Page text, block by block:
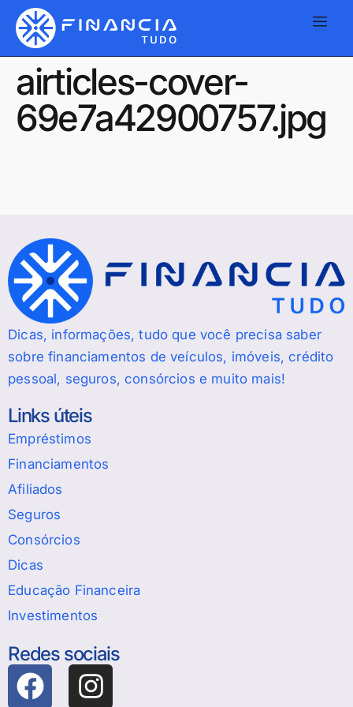
airticles-cover-
69e7a42900757.jpg
Dicas, informações, tudo que você precisa saber
sobre financiamentos de veículos, imóveis, crédito
pessoal, seguros, consórcios e muito mais!
Links úteis
Empréstimos
Financiamentos
Afiliados
Seguros
Consórcios
Dicas
Educação Financeira
Investimentos
Redes sociais